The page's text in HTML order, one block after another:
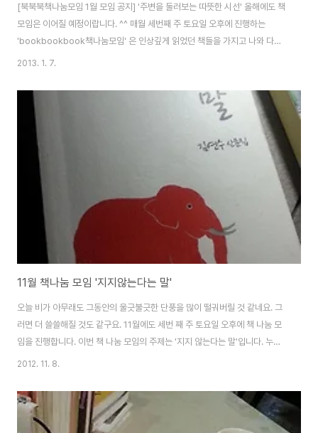
[북북북책나눔모임 1월 모임 공지] '주변을 둘러보는 따뜻한 시선' 올해에도 책
모임은 이어질 예정이랍니다. ^^ 매월 세번째 주 토요일 오후에 진행하는
'bookbookbook책나눔모임' 은 인상깊게 읽었던 책들을 가지고 나와 다른
이들과 나누고 좋은 책을 다시 만나게 되는 그런 자리랍니다. 이번 달 모임의 주
리가 앞으로 5-10년 후에 크게 붉어질 지도 모르는 피부가 조금 검은 한국인들
의 문제를 드러내고 있습니다. 청소년기를 지나 청년기에 접어든 저소득층 동
남아 혼혈아 뿐만 아니라 소외된 주변을 돌아보게 되는 것 같습니다. 책속의 그
싸늘한 시선이 '따뜻한 시선'이 되기를 바라며! :: 2013년 1월 19일 토요일 오
2013. 1. 7.
11월 책나눔 모임 '지지않는다는 말'
오늘 비가 아무래도 그동안의 울긋불긋한 단풍을 많이 떨궈버릴 것 같네요. 그
러면 더 쓸쓸해질 것도 같구요. 11월에도 세번 째 주 토요일 오후에 책 나눔 모
임을 진행합니다. 이번 책 나눔 모임의 주제는 '지지 않는다는 말'입니다. 누구
나 한가지씩은 꿈과 희망이 있고 또 그만큼의 고민거리를 가지고 있다고 봅니
요. 언제나 패배주의에 젖어있어서는 될 일도 그르칠 겁니다. 그렇다고 언제나
긍정적이어야 하고 또 항상 이기거나 잘 될거라고 생각하는 낙천주의가 또 좋
다는 건 아니에요. 덮어 놓고 낙관적이기만 한 것은 발전을 기대하기 힘드니깐
2012. 11. 8.